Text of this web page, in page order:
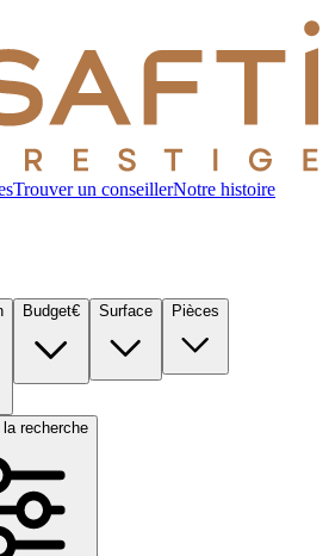
Trouver un conseillerNotre histoire
Budget€ Surface Pièces
la recherche